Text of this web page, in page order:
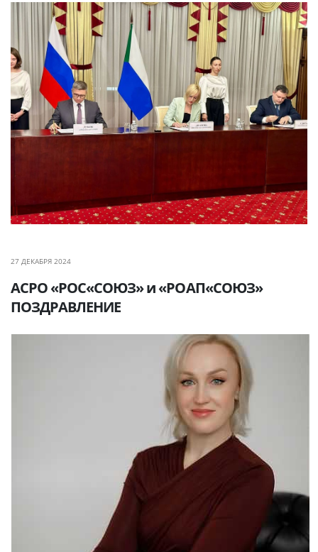
27 ДЕКАБРЯ 2024
АСРО «РОС«СОЮЗ» и «РОАП«СОЮЗ»
ПОЗДРАВЛЕНИЕ